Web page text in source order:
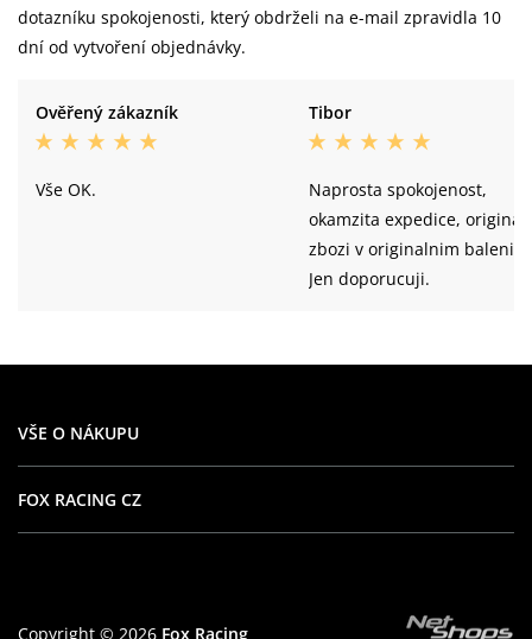
dotazníku spokojenosti, který obdrželi na e-mail zpravidla 10
dní od vytvoření objednávky.
Ověřený zákazník
Vše OK.
Tibor
Naprosta spokojenost,
okamzita expedice,
zbozi v originalnim baleni.
Jen doporucuji.
VŠE O NÁKUPU
FOX RACING CZ
Copyright © 2026 Fox Racing